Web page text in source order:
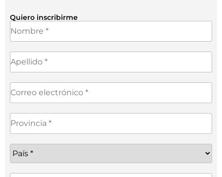
Quiero inscribirme